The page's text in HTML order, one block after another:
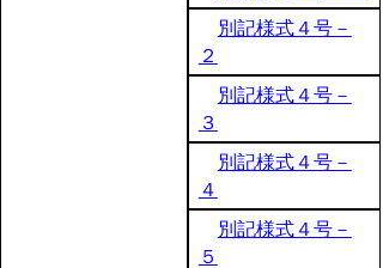
別記様式４号－
２
別記様式４号－
３
別記様式４号－
４
別記様式４号－
５